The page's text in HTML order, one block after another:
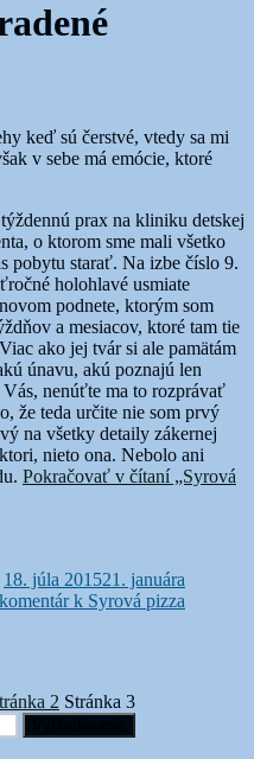
keď sú čerstvé, vtedy sa mi
v sebe má emócie, ktoré
prax na kliniku detskej
o ktorom sme mali všetko
pobytu starať. Na izbe číslo 9.
holohlavé usmiate
podnete, ktorým som
a mesiacov, ktoré tam tie
ako jej tvár si ale pamätám
únavu, akú poznajú len
nenúťte ma to rozprávať
že teda určite nie som prvý
na všetky detaily zákernej
nieto ona. Nebolo ani
Pokračovať v čítaní„Syrová
18. júla 201521. januára
k Syrová pizza
2 Stránka 3